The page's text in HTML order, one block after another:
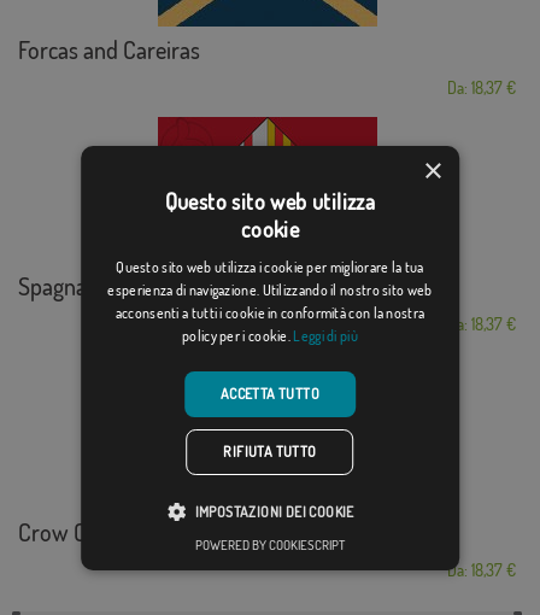
Forcas and Careiras
Da: 18,37 €
Spagna - Barcelona
Da: 18,37 €
Crow Creek
Da: 18,37 €
×
Questo sito web utilizza
cookie
Questo sito web utilizza i cookie per migliorare la tua
esperienza di navigazione. Utilizzando il nostro sito web
acconsenti a tutti i cookie in conformità con la nostra
policy per i cookie. Leggi di più
ACCETTA TUTTO
RIFIUTA TUTTO
IMPOSTAZIONI DEI COOKIE
POWERED BY COOKIESCRIPT